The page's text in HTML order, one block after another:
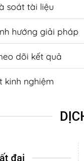
soát tài liệu
hướng giải pháp
dõi kết quả
kinh nghiệm
đai